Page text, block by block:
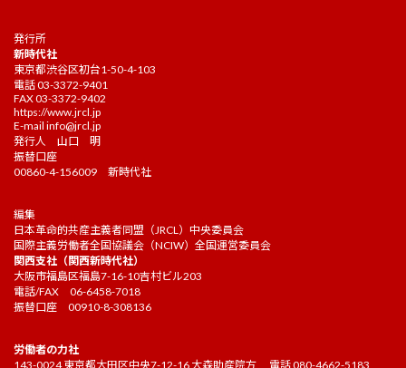
発行所
新時代社
東京都渋谷区初台1-50-4-103
電話 03-3372-9401
FAX 03-3372-9402
https://www.jrcl.jp
E-mail info@jrcl.jp
発行人 山口 明
振替口座
00860-4-156009 新時代社
編集
日本革命的共産主義者同盟（JRCL）中央委員会
国際主義労働者全国協議会（NCIW）全国運営委員会
関西支社（関西新時代社）
大阪市福島区福島7-16-10吉村ビル203
電話/FAX 06-6458-7018
振替口座 00910-8-308136
労働者の力社
143-0024 東京都大田区中央7-12-16 大森助産院方 電話 080-4662-5183